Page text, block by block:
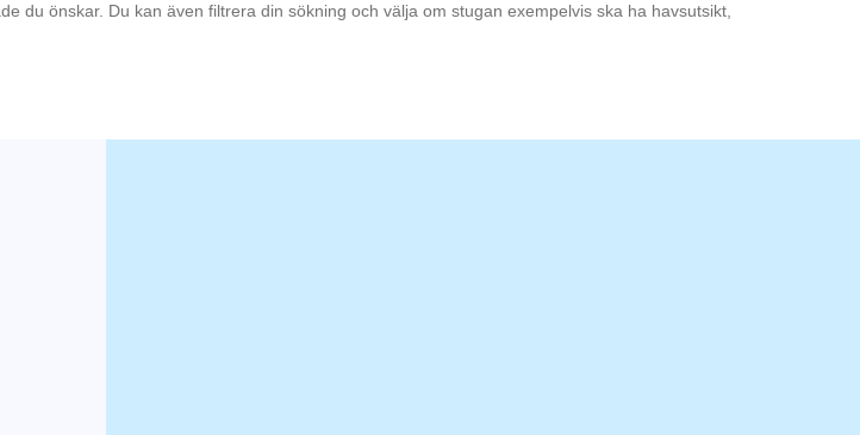
du önskar. Du kan även filtrera din sökning och välja om stugan exempelvis ska ha havsutsikt,